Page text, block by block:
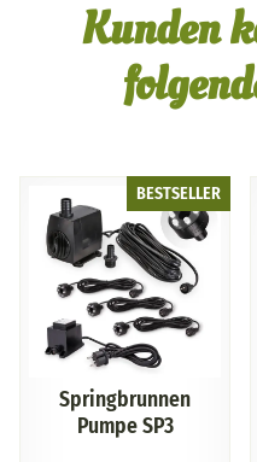
Kunden
BESTSELLER
Springbrunnen
Pumpe SP3